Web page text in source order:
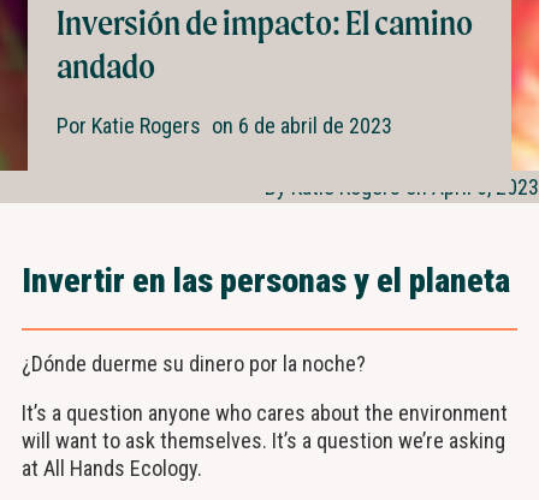
By Katie Rogers on April 6, 2023
Inversión de impacto: El camino
andado
Por Katie Rogers on 6 de abril de 2023
Invertir en las personas y el planeta
¿Dónde duerme su dinero por la noche?
It’s a question anyone who cares about the environment
will want to ask themselves. It’s a question we’re asking
at All Hands Ecology.